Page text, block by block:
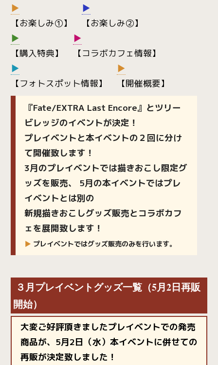
▶
【お楽しみ①】
▶
【お楽しみ②】
▶
【購入特典】
▶
【コラボカフェ情報】
▶
【フォトスポット情報】
▶
【開催概要】
『Fate/EXTRA Last Encore』とツリー
ビレッジのイベントが決定！
プレイベントと本イベントの２回に分け
て開催致します！
3月のプレイベントでは描きおこし限定グ
ッズを販売、 5月の本イベントではプレ
イベントとは別の
新規描きおこしグッズ販売とコラボカフ
ェを展開致します！
▶ プレイベントではグッズ販売のみを行います。
３月プレイベントグッズ一覧（5月2日再販
開始）
大変ご好評頂きましたプレイベントでの発売
商品が、5月2日（水）本イベントに併せての
再販が決定致しました！